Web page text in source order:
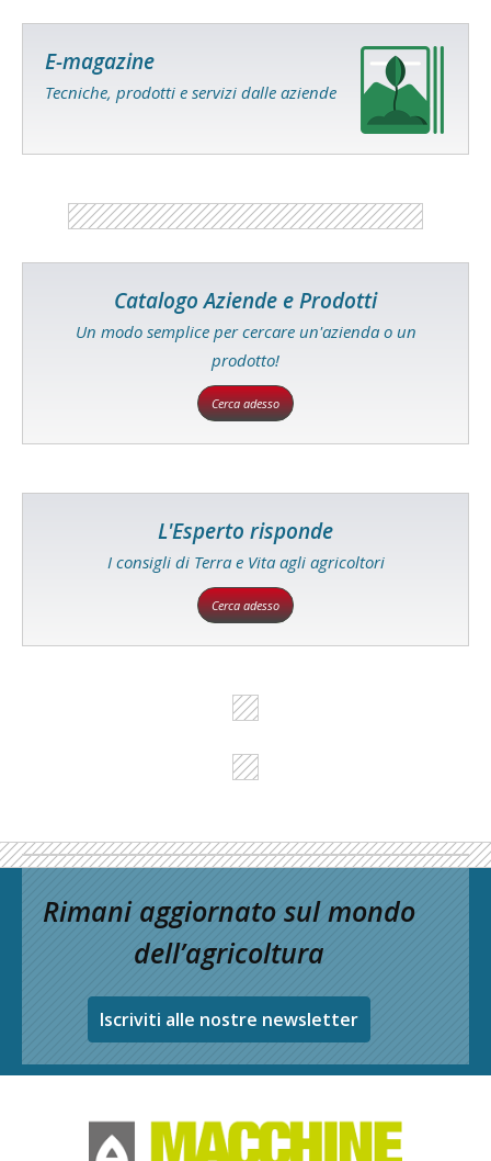
E-magazine
Tecniche, prodotti e servizi dalle aziende
Catalogo Aziende e Prodotti
Un modo semplice per cercare un'azienda o un
prodotto!
Cerca adesso
L'Esperto risponde
I consigli di Terra e Vita agli agricoltori
Cerca adesso
Rimani aggiornato sul mondo
dell’agricoltura
Iscriviti alle nostre newsletter